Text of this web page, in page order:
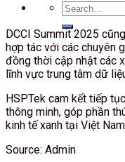
Search
for:
DCCI Summit 2025
hợp tác với các chuyên
đồng thời cập nhật các
lĩnh vực trung tâm dữ
HSPTek cam kết tiếp
thông minh, góp phần
kinh tế xanh tại Việt
Source: Admin